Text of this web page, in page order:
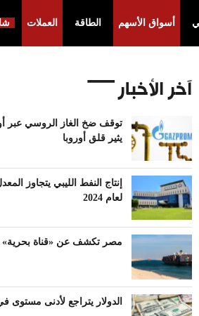
أسواق الأسهم الطاقة العملات
آخر الأخبار
توقف ضخ الغاز الروسي عبر
يثير قلق أوروبا
إنتاج النفط الليبي يتجاوز
لعام 2024
مصر تكشف عن «قناة بحرية»
الدولار يتراجع لأدنى مستوى في 7